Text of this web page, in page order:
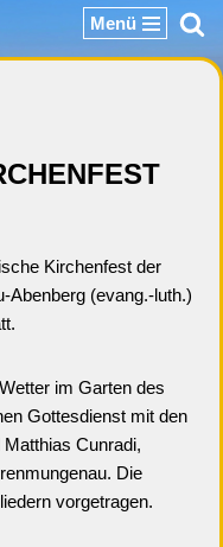
Menü
Kirchenfest der
Abenberg (evang.-luth.)
im Garten des
Gottesdienst mit den
Cunradi,
Die
vorgetragen.